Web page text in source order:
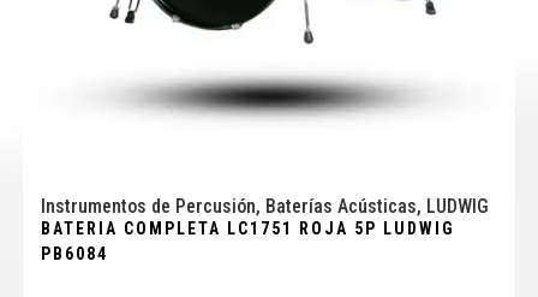
Instrumentos de Percusión, Baterías Acústicas, LUDWIG
BATERIA COMPLETA LC1751 ROJA 5P LUDWIG
PB6084